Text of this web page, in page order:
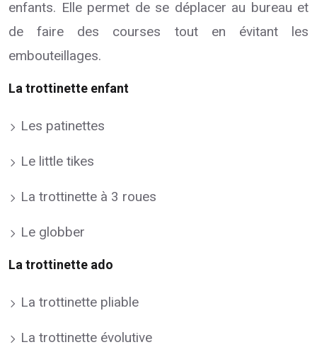
enfants. Elle permet de se déplacer au bureau et
de faire des courses tout en évitant les
embouteillages.
La trottinette enfant
Les patinettes
Le little tikes
La trottinette à 3 roues
Le globber
La trottinette ado
La trottinette pliable
La trottinette évolutive